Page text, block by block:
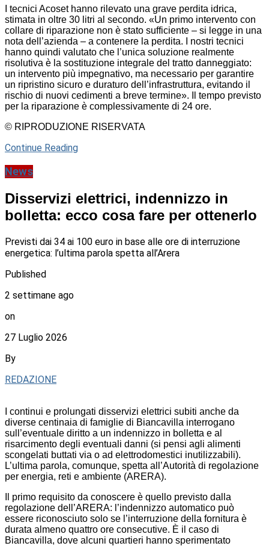
I tecnici Acoset hanno rilevato una grave perdita idrica,
stimata in oltre 30 litri al secondo. «Un primo intervento con
collare di riparazione non è stato sufficiente – si legge in una
nota dell’azienda – a contenere la perdita. I nostri tecnici
hanno quindi valutato che l’unica soluzione realmente
risolutiva è la sostituzione integrale del tratto danneggiato:
un intervento più impegnativo, ma necessario per garantire
un ripristino sicuro e duraturo dell’infrastruttura, evitando il
rischio di nuovi cedimenti a breve termine». Il tempo previsto
per la riparazione è complessivamente di 24 ore.
© RIPRODUZIONE RISERVATA
Continue Reading
News
Disservizi elettrici, indennizzo in
bolletta: ecco cosa fare per ottenerlo
Previsti dai 34 ai 100 euro in base alle ore di interruzione
energetica: l’ultima parola spetta all’Arera
Published
2 settimane ago
on
27 Luglio 2026
By
REDAZIONE
I continui e prolungati disservizi elettrici subiti anche da
diverse centinaia di famiglie di Biancavilla interrogano
sull’eventuale diritto a un indennizzo in bolletta e al
risarcimento degli eventuali danni (si pensi agli alimenti
scongelati buttati via o ad elettrodomestici inutilizzabili).
L’ultima parola, comunque, spetta all’Autorità di regolazione
per energia, reti e ambiente (ARERA).
Il primo requisito da conoscere è quello previsto dalla
regolazione dell’ARERA: l’indennizzo automatico può
essere riconosciuto solo se l’interruzione della fornitura è
durata almeno quattro ore consecutive. È il caso di
Biancavilla, dove alcuni quartieri hanno sperimentato